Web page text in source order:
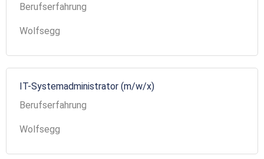
Berufserfahrung
Wolfsegg
IT-Systemadministrator (m/w/x)
Berufserfahrung
Wolfsegg